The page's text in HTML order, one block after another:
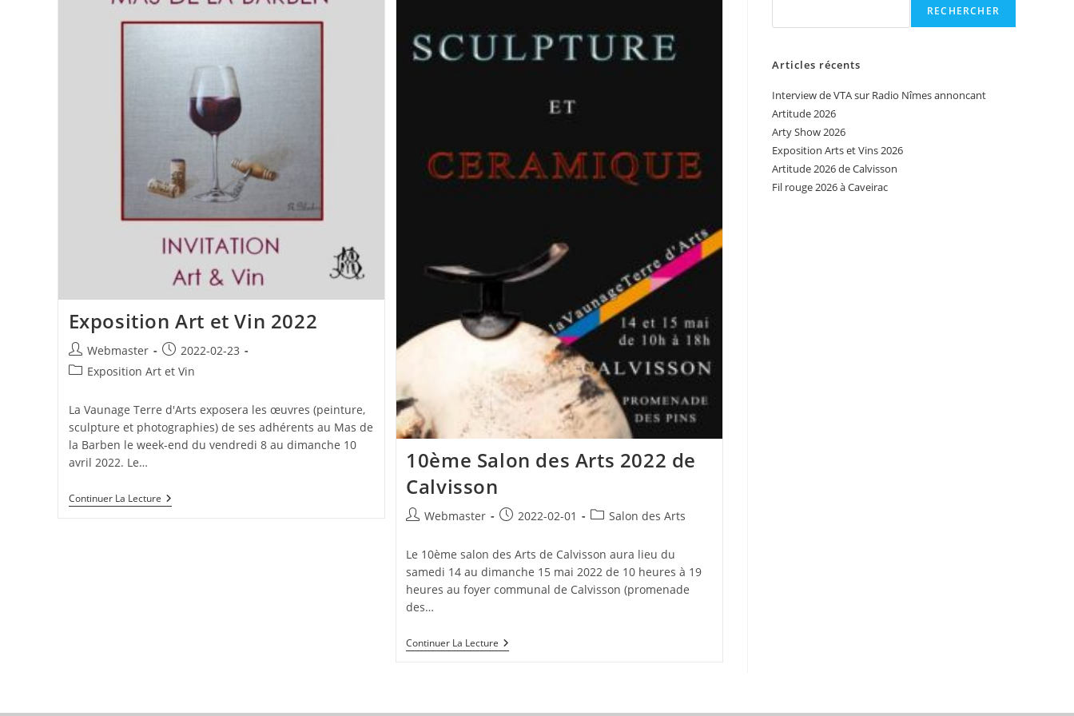
Exposition Art et Vin 2022
Auteur/autrice
de
Webmaster
Publication
publiée :
2022-02-23
PostExposition Art et Vin
La Vaunage Terre d'Arts exposera les œuvres (peinture,
sculpture et photographies) de ses adhérents au Mas de
la Barben le week-end du vendredi 8 au dimanche 10
avril 2022. Le…
Continuer La LectureExposition
Art
10ème Salon des Arts 2022 de
Calvisson
Auteur/autrice
la
publication :
Webmaster
Publication
2022-02-01
PostSalon des Arts
Le 10ème salon des Arts de Calvisson aura lieu du
samedi 14 au dimanche 15 mai 2022 de 10 heures à 19
heures au foyer communal de Calvisson (promenade
des…
Continuer La Lecture 10ème
Salon
RECHERCHER
Articles récents
Interview de VTA sur Radio Nîmes annoncant
Artitude 2026
Arty Show 2026
Exposition Arts et Vins 2026
Artitude 2026 de Calvisson
Fil rouge 2026 à Caveirac